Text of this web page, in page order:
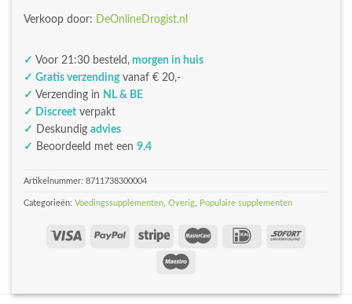
Verkoop door: DeOnlineDrogist.nl
✓ Voor 21:30 besteld, morgen in huis
✓ Gratis verzendingvanaf € 20,-
✓ Verzending in NL & BE
✓ Discreet verpakt
✓
Deskundig advies
✓ Beoordeeld met een 9.4
Artikelnummer: 8711738300004
Categorieën: Voedingssupplementen Overig Populaire supplementen